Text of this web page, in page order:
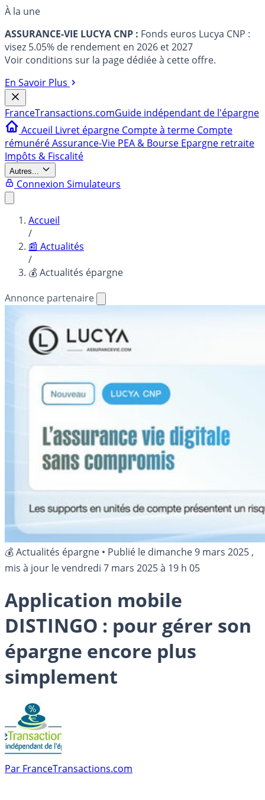
À la une
ASSURANCE-VIE LUCYA CNP : Fonds euros Lucya CNP :
visez 5.05% de rendement en 2026 et 2027
Voir conditions sur la page dédiée à cette offre.
En Savoir Plus
FranceTransactions.comGuide indépendant de l'épargne
Accueil Livret épargne Compte à terme Compte
rémunéréAssurance-Vie PEA & Bourse Epargne retraite
Impôts & Fiscalité
Autres...
Connexion Simulateurs
Accueil
/
📰 Actualités
/
💰 Actualités épargne
Annonce partenaire
💰 Actualités épargne • Publié le dimanche 9 mars 2025 ,
mis à jour levendredi 7 mars 2025 à 19 h 05
Application mobile
DISTINGO : pour gérer son
épargne encore plus
simplement
Par FranceTransactions.com